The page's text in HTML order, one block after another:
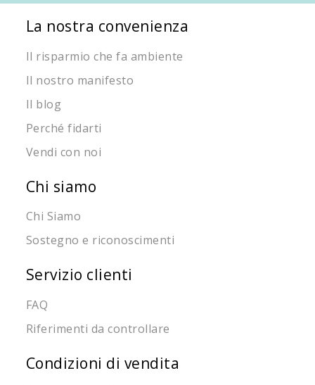
La nostra convenienza
Il risparmio che fa ambiente
Il nostro manifesto
Il blog
Perché fidarti
Vendi con noi
Chi siamo
Chi Siamo
Sostegno e riconoscimenti
Servizio clienti
FAQ
Riferimenti da controllare
Condizioni di vendita